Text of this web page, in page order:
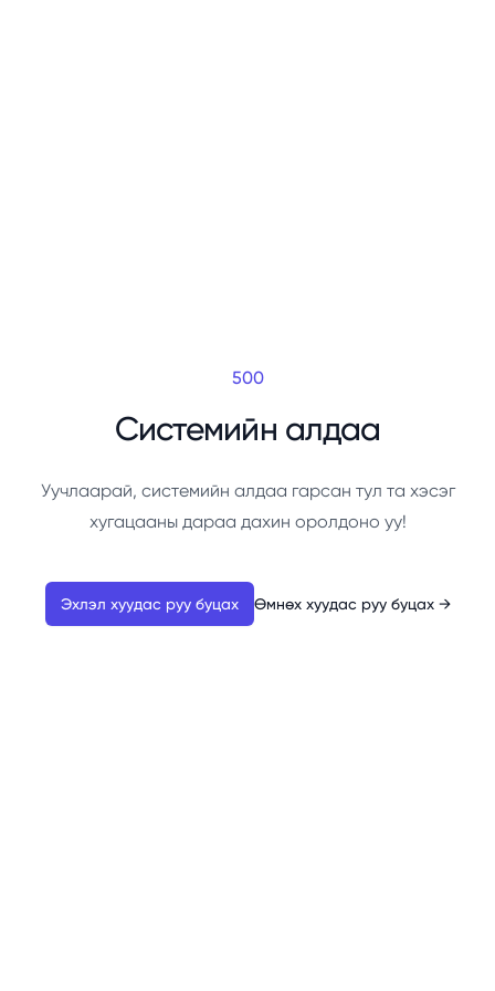
500
Системийн алдаа
Уучлаарай, системийн алдаа гарсан тул та хэсэг
хугацааны дараа дахин оролдоно уу!
Эхлэл хуудас руу буцах Өмнөх хуудас руу буцах →